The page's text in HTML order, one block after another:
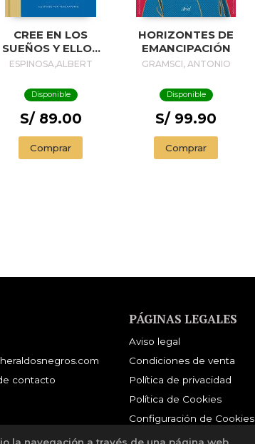
CREE EN LOS
SUEÑOS Y ELLOS
TE CREARÁN /
DREAMS, AND
THEY WILL
CREATE YOU
ESPINOSA,ALBERT
Disponible
S/ 89.00
Comprar
HORIZONTES DE
EMANCIPACIÓN
GRAMSCI, ANTONIO
Disponible
S/ 99.90
Comprar
contacto
PÁGINAS LEGALES
Aviso legal
Condiciones de venta
Política de privacidad
Política de Cookies
Configuración de Cookies